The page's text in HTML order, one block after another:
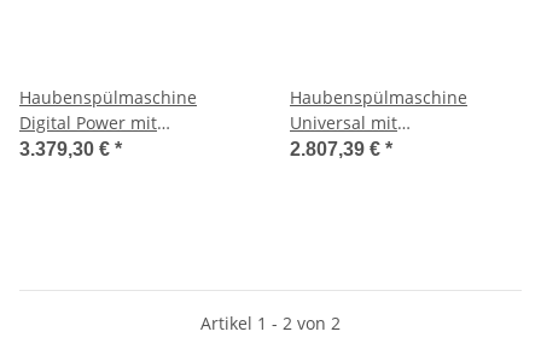
Haubenspülmaschine
Digital Power mit
Klarspülmittel- und
3.379,30 € *
Haubenspülmaschine
Universal mit
Klarspülmittel- und
2.807,39 € *
Artikel 1 - 2 von 2